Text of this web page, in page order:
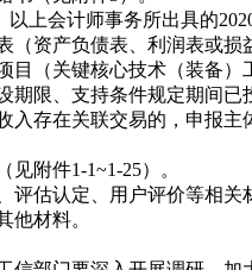
以上会计师事务所出具的
（资产负债表、利润表或
目（关键核心技术（装备
期限、支持条件规定期间
入存在关联交易的，申报
见附件1-1~1-25）。
评估认定、用户评价等相关
他材料。